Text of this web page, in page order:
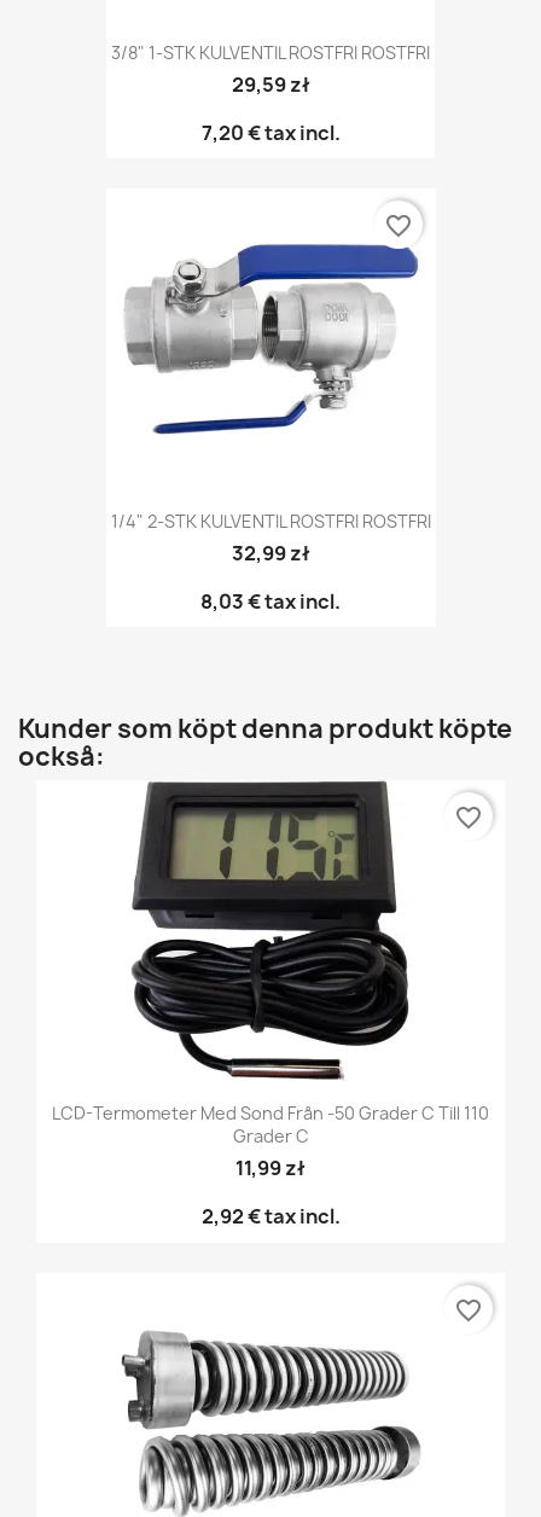
3/8" 1-STK KULVENTIL ROSTFRI ROSTFRI
29,59 zł
7,20 €tax incl.
1/4" 2-STK KULVENTIL ROSTFRI ROSTFRI
32,99 zł
8,03 €tax incl.
favorite_border
Kunder som köpt denna produkt köpte
också:
LCD-Termometer Med Sond Från -50 Grader C Till 110
Grader C
11,99 zł
2,92 €tax incl.
favorite_border
favorite_border